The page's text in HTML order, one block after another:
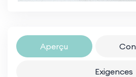
Aperçu
Exigences